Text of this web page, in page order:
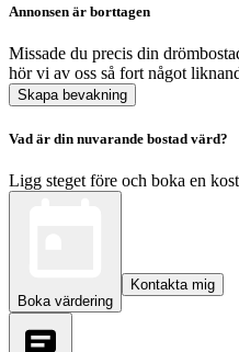
Annonsen är borttagen
Missade du precis din
hör vi av oss så fort något
Skapa bevakning
Vad är din nuvarande bostad värd?
Ligg steget före och boka en
Boka värdering
Kontakta mig